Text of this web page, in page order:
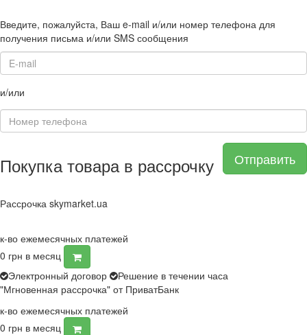
Введите, пожалуйста, Ваш e-mail и/или номер телефона для
получения письма и/или SMS сообщения
и/или
Отправить
Покупка товара в рассрочку
Рассрочка skymarket.ua
к-во ежемесячных платежей
0 грн в месяц
Электронный договор
Решение в течении часа
"Мгновенная рассрочка" от ПриватБанк
к-во ежемесячных платежей
0 грн в месяц